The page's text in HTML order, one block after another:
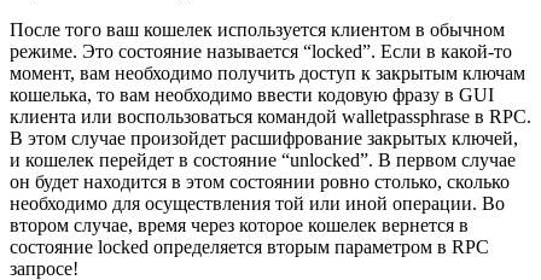
После того ваш кошелек используется клиентом в обычном
режиме. Это состояние называется “locked”. Если в какой-то
момент, вам необходимо получить доступ к закрытым ключам
кошелька, то вам необходимо ввести кодовую фразу в GUI
клиента или воспользоваться командой walletpassphrase в RPC.
В этом случае произойдет расшифрование закрытых ключей,
и кошелек перейдет в состояние “unlocked”. В первом случае
он будет находится в этом состоянии ровно столько, сколько
необходимо для осуществления той или иной операции. Во
втором случае, время через которое кошелек вернется в
состояние locked определяется вторым параметром в RPC
запросе!